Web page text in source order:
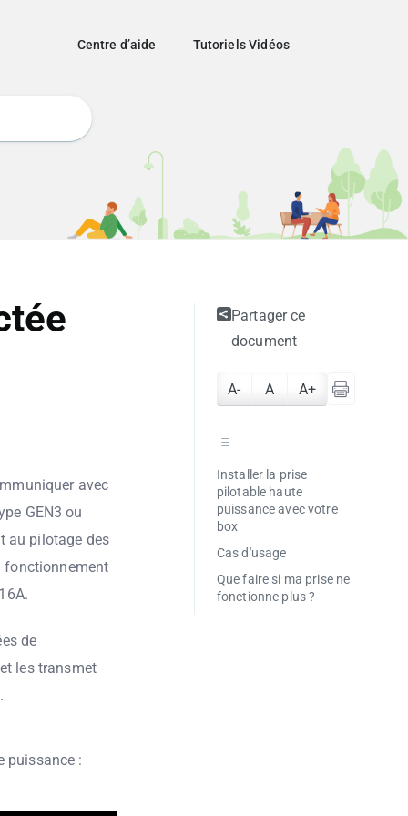
Centre d’aide Tutoriels Vidéos
avec
GEN3 ou
au pilotage des
fonctionnement
de
les transmet
puissance :
Partager ce
document
A- A A+
Installer la prise
pilotable haute
puissance avec votre
box
Cas d'usage
Que faire si ma prise ne
fonctionne plus ?